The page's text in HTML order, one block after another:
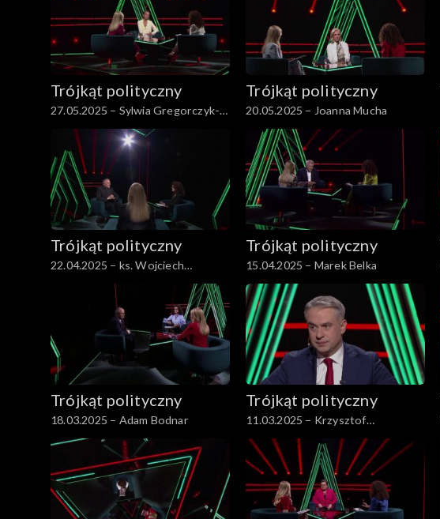
Trójkąt polityczny
27.05.2025 – Sylwia Gregorczyk-
Abram
Trójkąt polityczny
20.05.2025 – Joanna Mucha
Trójkąt polityczny
22.04.2025 – ks. Wojciech
Trójkąt polityczny
15.04.2025 – Marek Belka
Trójkąt polityczny
18.03.2025 – Adam Bodnar
Trójkąt polityczny
11.03.2025 – Krzysztof
Gawkowski